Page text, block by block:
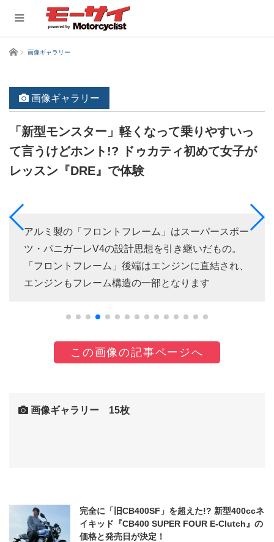
ホーム 画像ギャラリー
画像ギャラリー
「新型モンスター」軽くなって乗りやすいっ
て言うけどホント!? ドゥカティ初めて女子が
レッスン『DRE』で体験
アルミ製の「フロントフレーム」はスーパースポー
ツ・パニガーレV4の設計思想を引き継いだもの。
「フロントフレーム」後端はエンジンに直結され、
エンジンもフレーム構造の一部となります
この画像の記事ページへ
画像ギャラリー 15枚
完全に「旧CB400SF」を超えた!? 新型400ccネ
イキッド『CB400 SUPER FOUR E-Clutch』の
価格と発売日が決定！